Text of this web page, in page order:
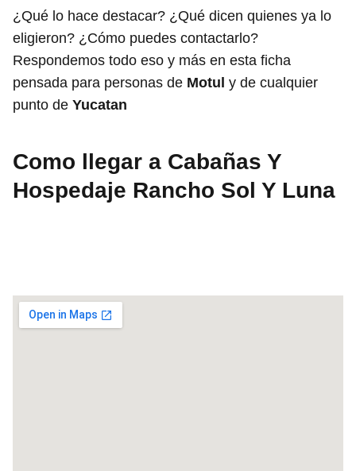
¿Qué lo hace destacar? ¿Qué dicen quienes ya lo
eligieron? ¿Cómo puedes contactarlo?
Respondemos todo eso y más en esta ficha
pensada para personas de Motul y de cualquier
punto de Yucatan
Como llegar a Cabañas Y
Hospedaje Rancho Sol Y Luna